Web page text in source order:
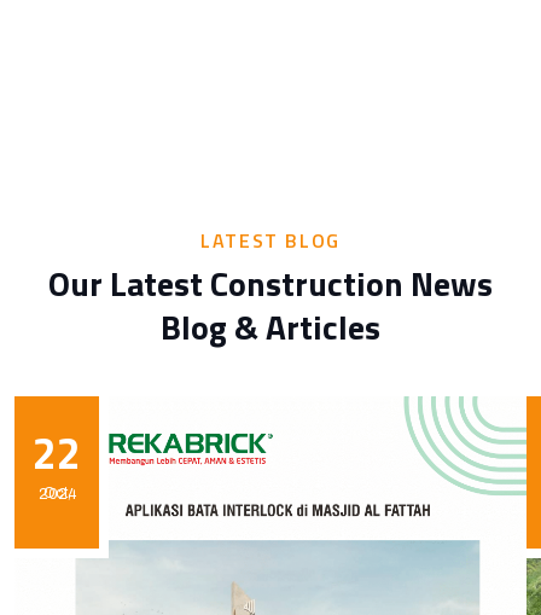
LATEST BLOG
Our Latest Construction News
Blog & Articles
22
Oct, 2024